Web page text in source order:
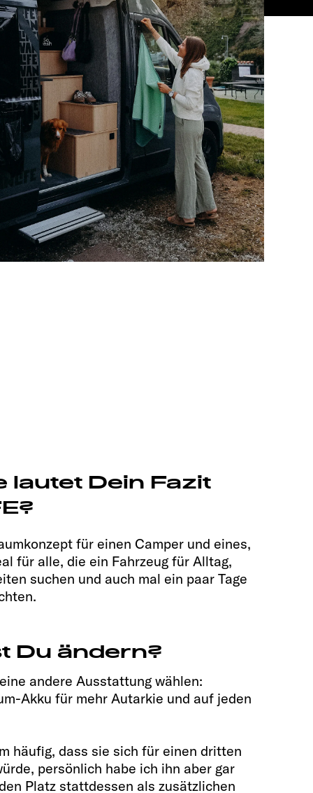
lautet Dein Fazit
für einen Camper und eines,
für alle, die ein Fahrzeug für Alltag,
suchen und auch mal ein paar Tage
Du ändern?
andere Ausstattung wählen:
Akku für mehr Autarkie und auf jeden
häufig, dass sie sich für einen dritten
persönlich habe ich ihn aber gar
Platz stattdessen als zusätzlichen